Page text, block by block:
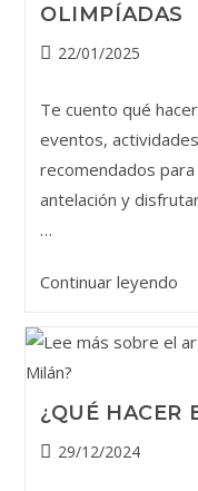
y
OLIMPÍADAS
Publicación
entrada:
22/01/2025
Te cuento qué
eventos,
recomendados
antelación y
…
Continuar leyendoQué
en
¿QUÉ HACER
Publicación
29/12/2024